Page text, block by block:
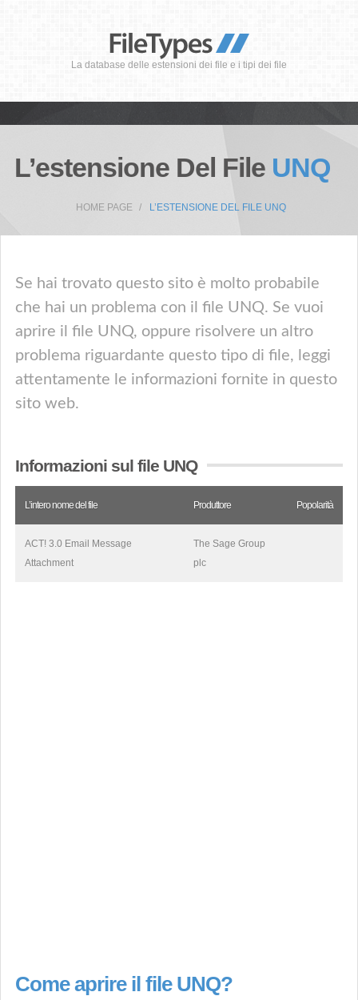
La database delle estensioni dei file e i tipi dei file
L’estensione Del File UNQ
HOME PAGE L’ESTENSIONE DEL FILE UNQ
Se hai trovato questo sito è molto probabile
che hai un problema con il file UNQ. Se vuoi
aprire il file UNQ, oppure risolvere un altro
problema riguardante questo tipo di file, leggi
attentamente le informazioni fornite in questo
sito web.
Informazioni sul file UNQ
L’intero nome del file Produttore Popolarità
ACT! 3.0 Email Message
Attachment
The Sage Group
plc
Come aprire il file UNQ?